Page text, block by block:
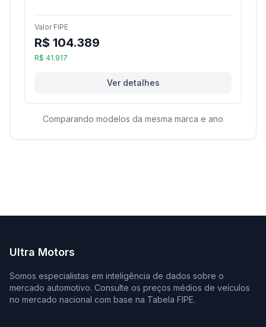
Valor FIPE
R$ 104.389
R$ 41.917
Ver detalhes
Comparando modelos da mesma marca e ano
Ultra Motors
Somos especialistas em inteligência de dados sobre o
mercado automotivo. Consulte os preços médios de veículos
no mercado nacional com base na Tabela FIPE.